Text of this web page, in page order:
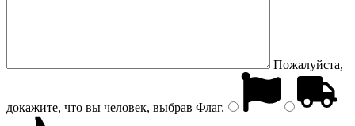
Пожалуйста,
докажите, что вы человек, выбрав Флаг.